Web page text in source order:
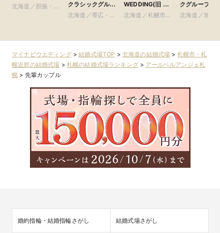
北海道／胆振・日
クラシックグルー
プ
北海道／帯広・釧
WEDDING(旧 ヒ
ルサイドクラブ迎
北海道／札幌市・
クグループ
北海道／旭川
マイナビウエディング>結婚式場TOP > 北海道の結婚式場 > 札幌市・札
幌近郊の結婚式場 > 札幌の結婚式場ランキング> アールベルアンジェ札
幌 > 先輩カップル
婚約指輪・結婚指輪さがし 結婚式場さがし